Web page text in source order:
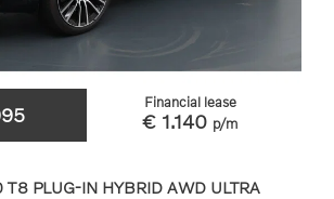
Financial lease
€ 1.140 p/m
T8 PLUG-IN HYBRID AWD ULTRA